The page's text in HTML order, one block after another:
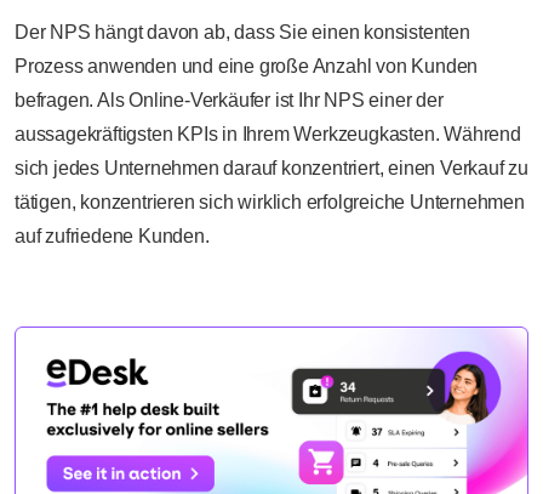
Der NPS hängt davon ab, dass Sie einen konsistenten
Prozess anwenden und eine große Anzahl von Kunden
befragen. Als Online-Verkäufer ist Ihr NPS einer der
aussagekräftigsten KPIs in Ihrem Werkzeugkasten. Während
sich jedes Unternehmen darauf konzentriert, einen Verkauf zu
tätigen, konzentrieren sich wirklich erfolgreiche Unternehmen
auf zufriedene Kunden.